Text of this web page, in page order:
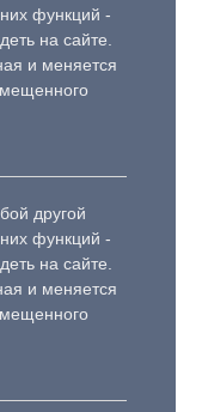
функций -
на сайте.
и меняется
другой
функций -
на сайте.
и меняется